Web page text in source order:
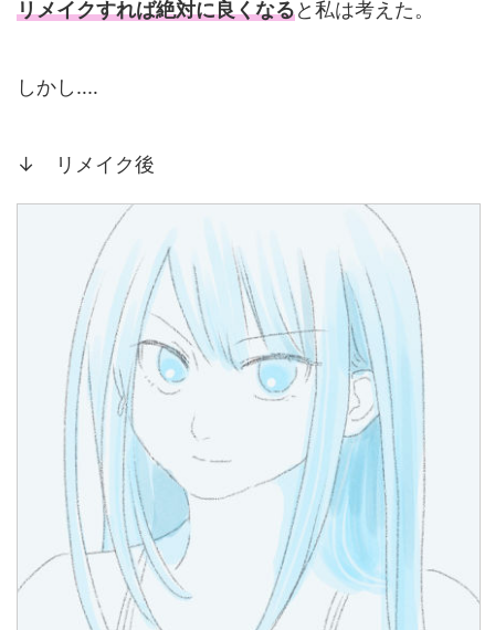
リメイクすれば絶対に良くなると私は考えた。
しかし‥‥
↓ リメイク後